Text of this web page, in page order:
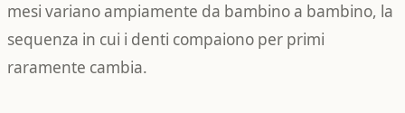
mesi variano ampiamente da bambino a bambino, la
sequenza in cui i denti compaiono per primi
raramente cambia.